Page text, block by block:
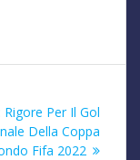
Article
suivant
:
Rigore Per Il Gol
Della Coppa
Fifa 2022